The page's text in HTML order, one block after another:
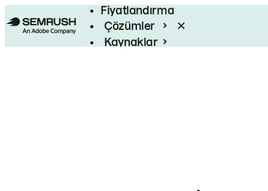
Fiyatlandırma
Çözümler
Kaynaklar